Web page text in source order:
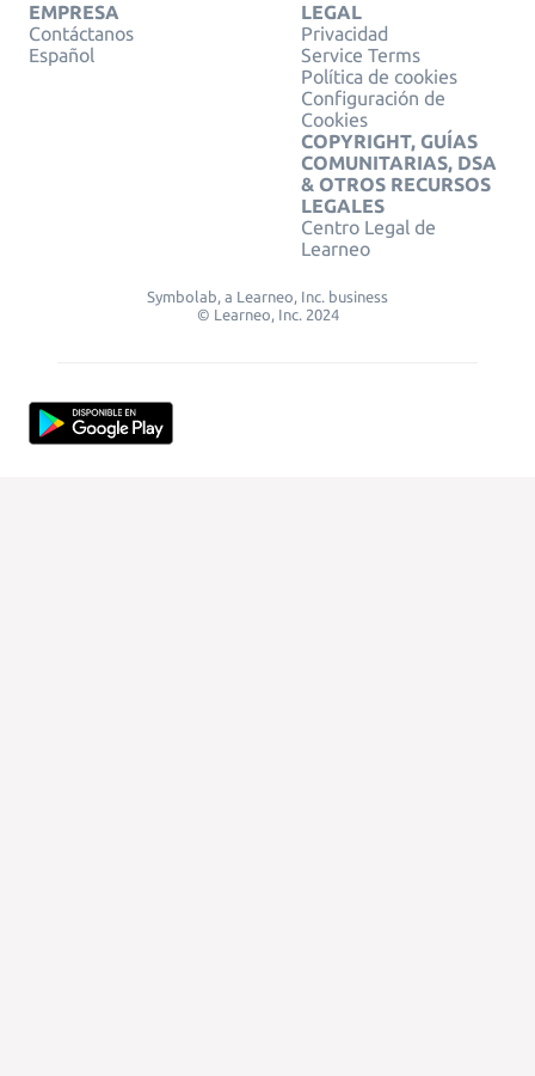
EMPRESA
Contáctanos
Español
LEGAL
Privacidad
Service Terms
Política de cookies
Configuración de
Cookies
COPYRIGHT, GUÍAS
COMUNITARIAS, DSA
& OTROS RECURSOS
LEGALES
Centro Legal de
Learneo
Symbolab, a Learneo, Inc. business
© Learneo, Inc. 2024